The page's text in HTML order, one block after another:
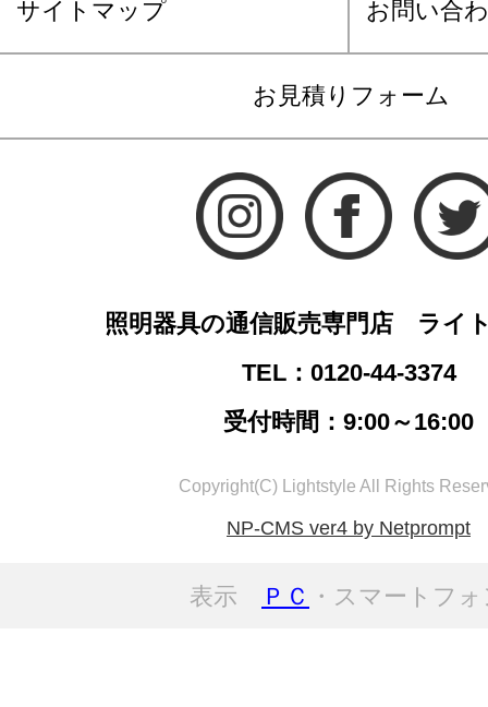
サイトマップ お問い合
お見積りフォーム
照明器具の通信販売専門店 ライ
TEL：0120-44-3374
受付時間：9:00～16:00
Copyright(C) Lightstyle All Rights
NP-CMS ver4 by Netprompt
表示 ＰＣ ・スマートフ